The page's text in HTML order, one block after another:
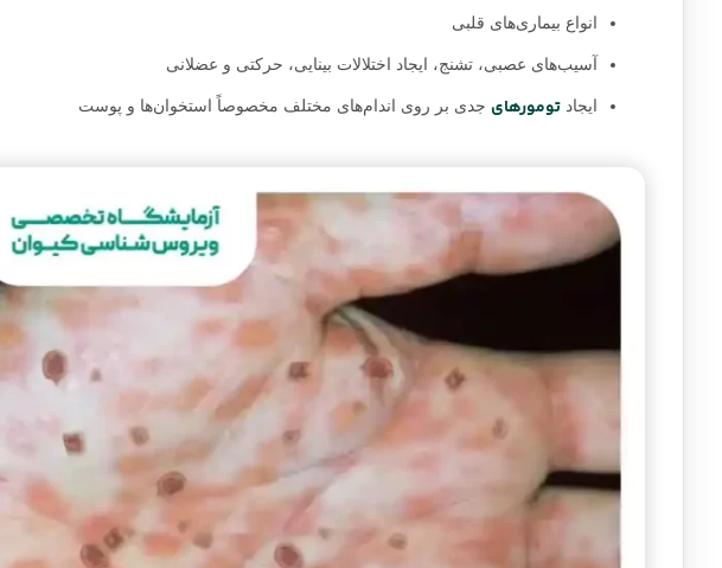
انواع بیماری‌های قلبی
آسیب‌های عصبی، تشنج، ایجاد اختلالات بینایی، حرکتی و عضلانی
ایجاد تومورهای جدی بر روی اندام‌های مختلف مخصوصاً استخوان‌ها و پوست